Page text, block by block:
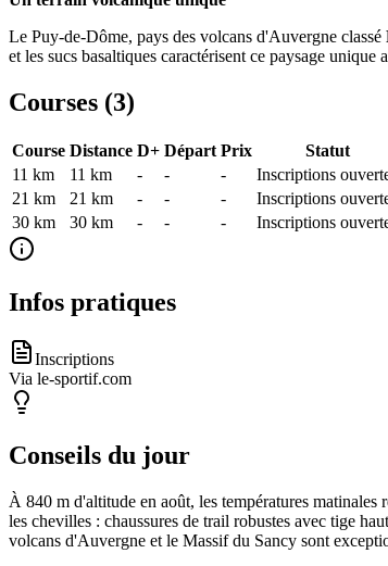
Le Puy-de-Dôme, pays des volcans d'Auvergne classé
et les sucs basaltiques caractérisent ce paysage
Courses (3)
Course Distance D+ Départ Prix
Statut
11 km
11 km - - -
Inscriptions
21 km
21 km - - -
Inscriptions
30 km
30 km - - - Inscriptions
Infos pratiques
Inscriptions
Via le-sportif.com
Conseils du jour
À 840 m d'altitude en août, les températures
les chevilles : chaussures de trail robustes avec tige
volcans d'Auvergne et le Massif du Sancy sont